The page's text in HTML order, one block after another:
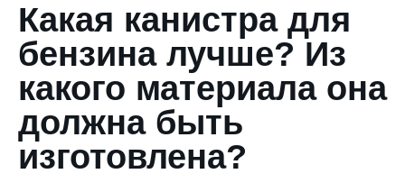
Какая канистра для
бензина лучше? Из
какого материала она
должна быть
изготовлена?